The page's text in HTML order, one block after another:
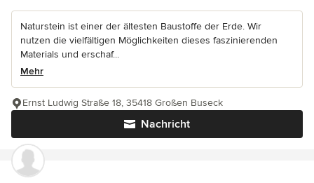
Naturstein ist einer der ältesten Baustoffe der Erde. Wir
nutzen die vielfältigen Möglichkeiten dieses faszinierenden
Materials und erschaf...
Mehr
Nachricht
Ernst Ludwig Straße 18, 35418 Großen Buseck